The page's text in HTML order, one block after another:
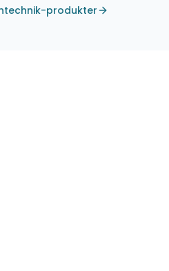
produkter